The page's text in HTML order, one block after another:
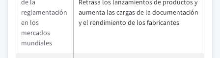
de la
reglamentación
en los
mercados
mundiales
Retrasa los lanzamientos de productos y
aumenta las cargas de la documentación
y el rendimiento de los fabricantes